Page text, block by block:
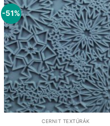
-51%
CERNIT TEXTÚRÁK